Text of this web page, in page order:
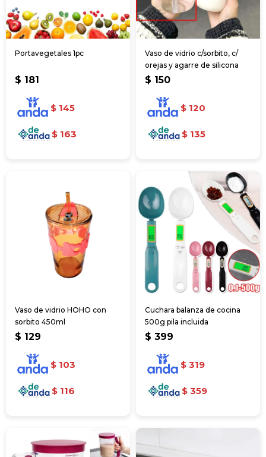
Portavegetales 1pc
$ 181
$ 145
$ 163
Vaso de vidrio c/sorbito, c/
orejas y agarre de silicona
$ 150
$ 120
$ 135
Vaso de vidrio HOHO con
sorbito 450ml
$ 129
$ 103
$ 116
Cuchara balanza de cocina
500g pila incluida
$ 399
$ 319
$ 359